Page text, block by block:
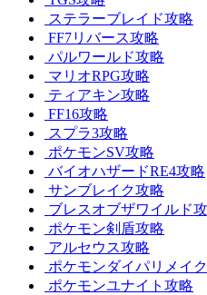
ステラーブレイド攻略
FF7リバース攻略
パルワールド攻略
マリオRPG攻略
ティアキン攻略
FF16攻略
スプラ3攻略
ポケモンSV攻略
バイオハザードRE4攻略
サンブレイク攻略
ブレスオブザワイルド
ポケモン剣盾攻略
アルセウス攻略
ポケモンダイパリメイ
ポケモンユナイト攻略